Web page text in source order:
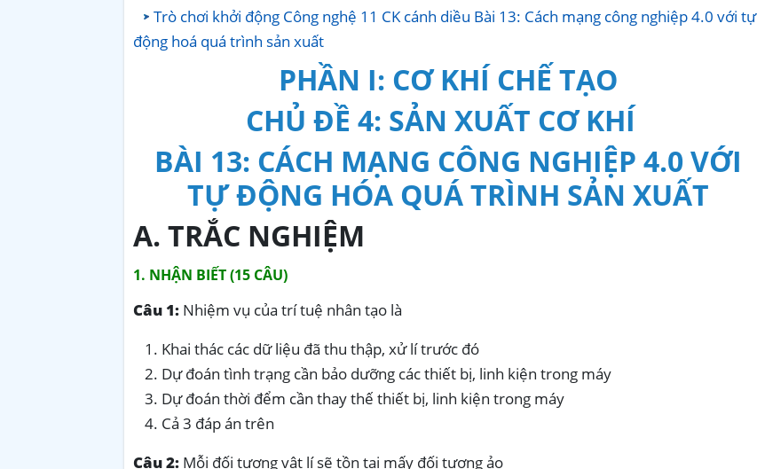
Trò chơi khởi động Công nghệ 11 CK cánh diều Bài 13: Cách mạng công nghiệp 4.0 với tự
động hoá quá trình sản xuất
PHẦN I: CƠ KHÍ CHẾ TẠO
CHỦ ĐỀ 4: SẢN XUẤT CƠ KHÍ
BÀI 13: CÁCH MẠNG CÔNG NGHIỆP 4.0 VỚI
TỰ ĐỘNG HÓA QUÁ TRÌNH SẢN XUẤT
A. TRẮC NGHIỆM
1. NHẬN BIẾT (15 CÂU)
Câu 1: Nhiệm vụ của trí tuệ nhân tạo là
Khai thác các dữ liệu đã thu thập, xử lí trước đó
Dự đoán tình trạng cần bảo dưỡng các thiết bị, linh kiện trong máy
Dự đoán thời đểm cần thay thế thiết bị, linh kiện trong máy
Cả 3 đáp án trên
Câu 2: Mỗi đối tượng vật lí sẽ tồn tại mấy đối tượng ảo